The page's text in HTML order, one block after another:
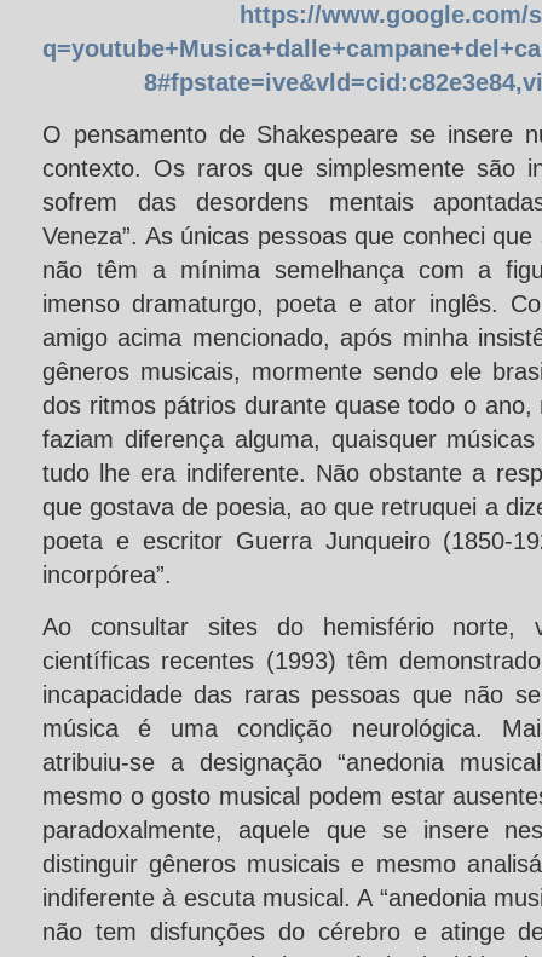
https://www.google.com/
O pensamento de Shakespeare se insere
contexto. Os raros que simplesmente são
sofrem das desordens mentais
Veneza”. As únicas pessoas que conheci
não têm a mínima semelhança com a
imenso dramaturgo, poeta e ator inglês.
amigo acima mencionado, após minha
gêneros musicais, mormente sendo ele
dos ritmos pátrios durante quase todo o
faziam diferença alguma, quaisquer
tudo lhe era indiferente. Não obstante a
que gostava de poesia, ao que retruquei a
poeta e escritor Guerra Junqueiro (1850-
incorpórea”.
Ao consultar sites do hemisfério norte,
científicas recentes (1993) têm
incapacidade das raras pessoas que não
música é uma condição neurológica.
atribuiu-se a designação “anedonia
mesmo o gosto musical podem estar
paradoxalmente, aquele que se insere
distinguir gêneros musicais e mesmo
indiferente à escuta musical. A “anedonia
não tem disfunções do cérebro e atinge